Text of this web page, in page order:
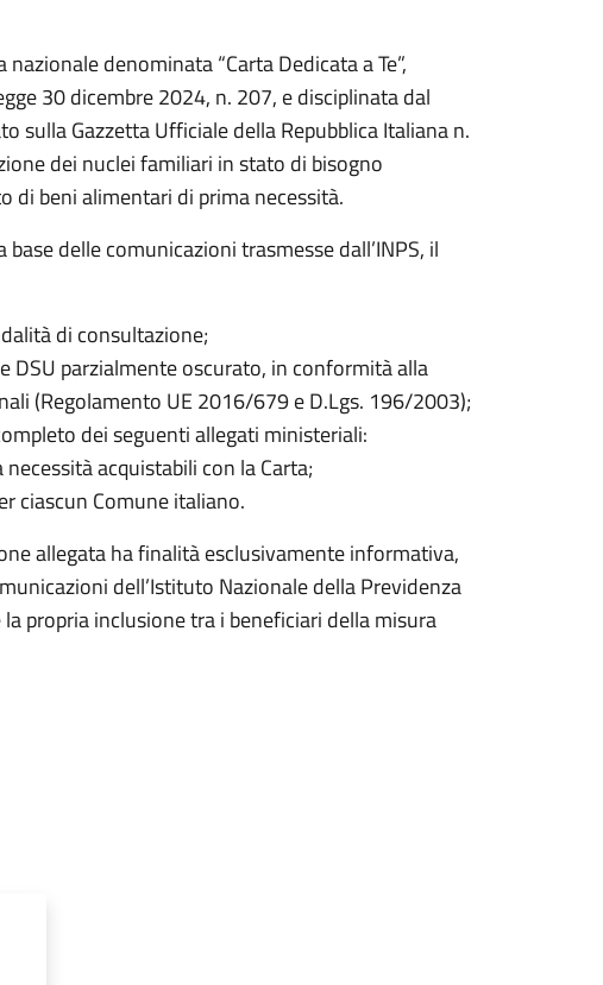
denominata “Carta Dedicata a Te”,
30 dicembre 2024, n. 207, e disciplinata dal
sulla Gazzetta Ufficiale della Repubblica Italiana n.
dei nuclei familiari in stato di bisogno
di beni alimentari di prima necessità.
delle comunicazioni trasmesse dall’INPS, il
di consultazione;
DSU parzialmente oscurato, in conformità alla
(Regolamento UE 2016/679 e D.Lgs. 196/2003);
dei seguenti allegati ministeriali:
acquistabili con la Carta;
ciascun Comune italiano.
allegata ha finalità esclusivamente informativa,
dell’Istituto Nazionale della Previdenza
propria inclusione tra i beneficiari della misura